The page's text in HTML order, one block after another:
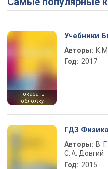
показать
обложку
Учебники
Авторы:
Год: 2017
ГДЗ
Авторы: В.
С. А. Довгий
Год: 2015